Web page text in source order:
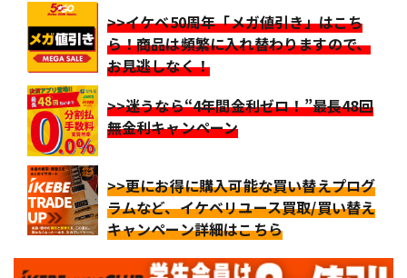
>>イケベ50周年「メガ値引き」はこち
ら！商品は頻繁に入れ替わりますので、
お見逃しなく！
>>迷うなら“4年間金利ゼロ！”最長48回
無金利キャンペーン
>>更にお得に購入可能な買い替えプログ
ラムなど、イケベリユース買取/買い替え
キャンペーン詳細はこちら